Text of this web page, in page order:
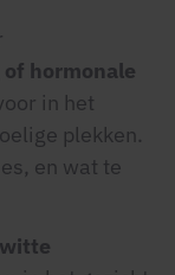
hormonale
in het
plekken.
en wat te
witte